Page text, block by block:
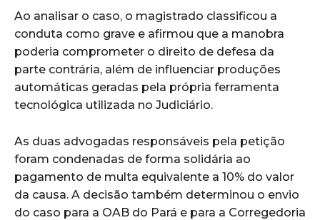
Ao analisar o caso, o magistrado classificou a
conduta como grave e afirmou que a manobra
poderia comprometer o direito de defesa da
parte contrária, além de influenciar produções
automáticas geradas pela própria ferramenta
tecnológica utilizada no Judiciário.
As duas advogadas responsáveis pela petição
foram condenadas de forma solidária ao
pagamento de multa equivalente a 10% do valor
da causa. A decisão também determinou o envio
do caso para a OAB do Pará e para a Corregedoria